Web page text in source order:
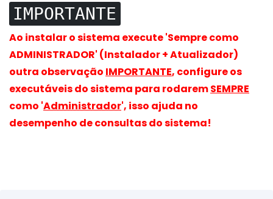
IMPORTANTE
Ao instalar o sistema execute 'Sempre como
ADMINISTRADOR' (Instalador + Atualizador)
outra observação IMPORTANTE, configure os
executáveis do sistema para rodaremSEMPRE
como 'Administrador', isso ajuda no
desempenho de consultas do sistema!